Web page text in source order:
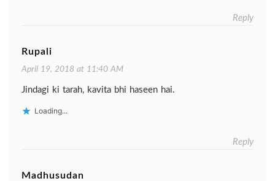
Reply
Rupali
April 19, 2018 at 11:40 AM
Jindagi ki tarah, kavita bhi haseen hai.
Loading...
Reply
Madhusudan